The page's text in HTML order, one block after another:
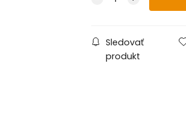
Sledovať
produkt